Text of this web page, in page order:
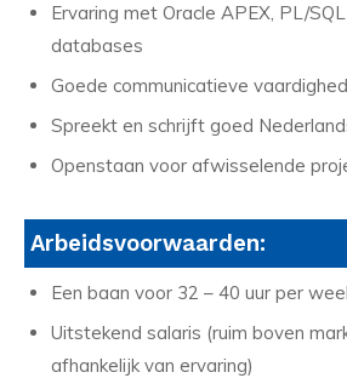
Ervaring met Oracle APEX, PL/
databases
Goede communicatieve
Spreekt en schrijft goed
Openstaan voor afwisselende
Arbeidsvoorwaarden:
Een baan voor 32 – 40 uur per
Uitstekend salaris (ruim boven
afhankelijk van ervaring)